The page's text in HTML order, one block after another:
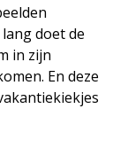
doet de
in zijn
En deze